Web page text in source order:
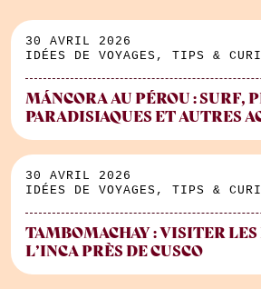
30 AVRIL 2026
IDÉES DE VOYAGES, TIPS &
MÁNCORA AU PÉROU : SURF,
PARADISIAQUES ET AUTRES
30 AVRIL 2026
IDÉES DE VOYAGES, TIPS &
TAMBOMACHAY : VISITER LES
L’INCA PRÈS DE CUSCO